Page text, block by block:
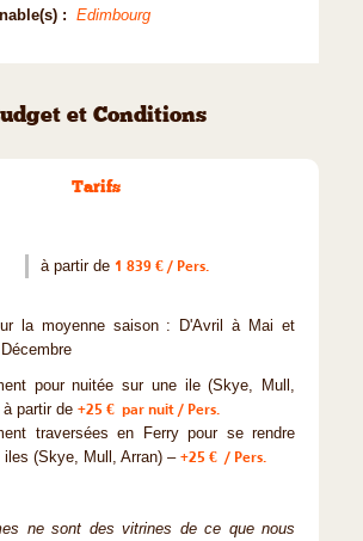
: Edimbourg
et Conditions
Tarifs
à partir de 1 839 € / Pers.
la moyenne saison : D'Avril à Mai et
pour nuitée sur une ile (Skye, Mull,
à partir de +25 € par nuit / Pers.
traversées en Ferry pour se rendre
(Skye, Mull, Arran) – +25 € / Pers.
ne sont des vitrines de ce que nous